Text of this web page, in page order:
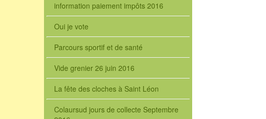
information paiement impôts 2016
Oui je vote
Parcours sportif et de santé
Vide grenier 26 juin 2016
La fête des cloches à Saint Léon
Colaursud jours de collecte Septembre